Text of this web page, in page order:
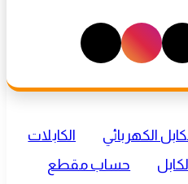
الكهربائي
الكابلات
حساب مقطع